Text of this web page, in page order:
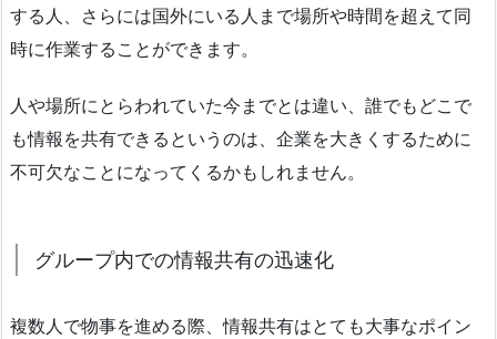
する人、さらには国外にいる人まで場所や時間を超えて同
時に作業することができます。
人や場所にとらわれていた今までとは違い、誰でもどこで
も情報を共有できるというのは、企業を大きくするために
不可欠なことになってくるかもしれません。
グループ内での情報共有の迅速化
複数人で物事を進める際、情報共有はとても大事なポイン